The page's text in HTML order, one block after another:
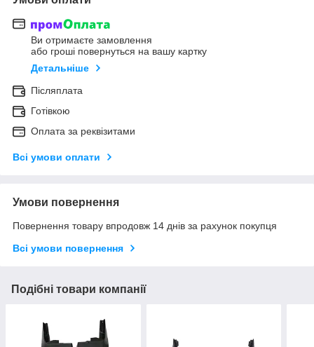
Ви отримаєте замовлення
або гроші повернуться на вашу картку
Детальніше
Післяплата
Готівкою
Оплата за реквізитами
Всі умови оплати
Умови повернення
Повернення товару впродовж 14 днів за рахунок покупця
Всі умови повернення
Подібні товари компанії